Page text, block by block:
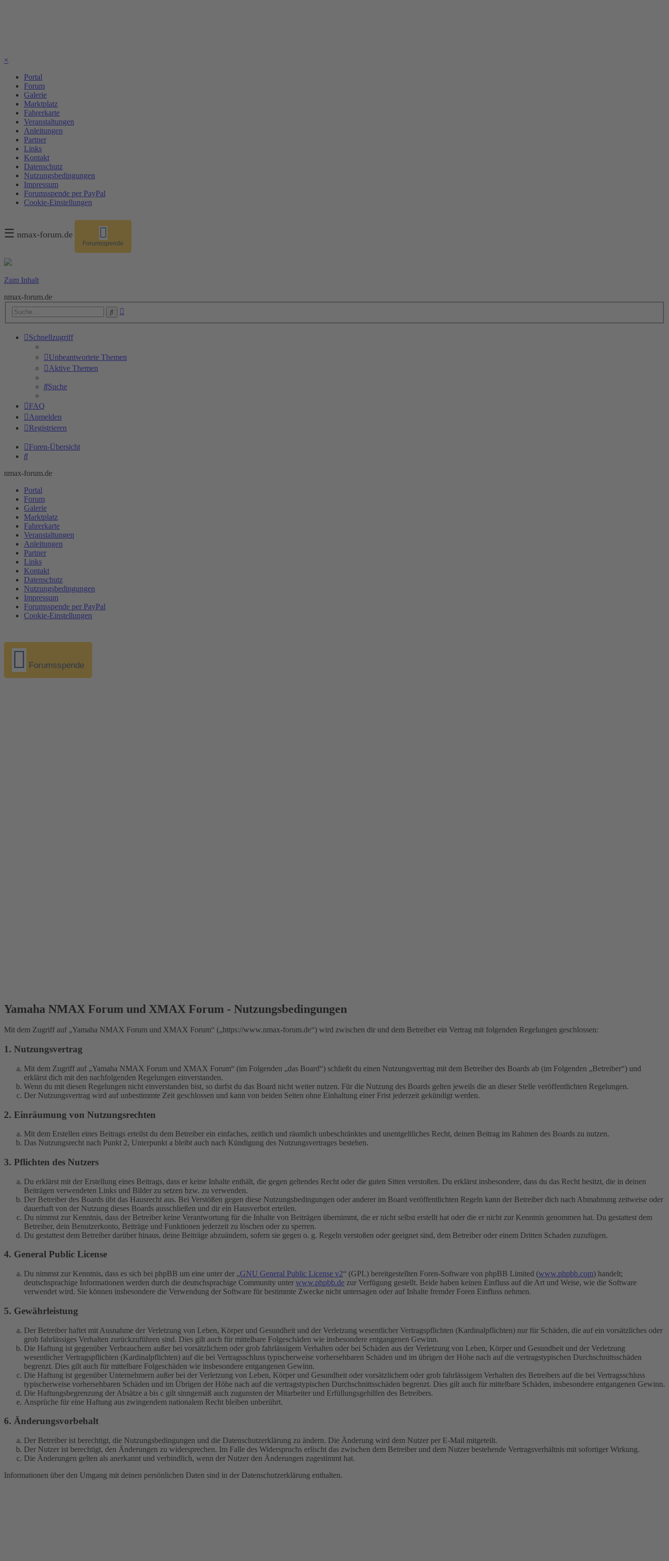
×
Portal
Forum
Galerie
Marktplatz
Fahrerkarte
Veranstaltungen
Anleitungen
Partner
Links
Kontakt
Datenschutz
Nutzungsbedingungen
Impressum
Forumsspende per PayPal
Cookie-Einstellungen
☰ nmax-forum.de
Forumsspende
Zum Inhalt
nmax-forum.de
Suche
Schnellzugriff
Unbeantwortete Themen
Aktive Themen
Suche
FAQ
Anmelden
Registrieren
Foren-Übersicht
Suche
nmax-forum.de
Portal
Forum
Galerie
Marktplatz
Fahrerkarte
Veranstaltungen
Anleitungen
Partner
Links
Kontakt
Datenschutz
Nutzungsbedingungen
Impressum
Forumsspende per PayPal
Cookie-Einstellungen
Forumsspende
Yamaha NMAX Forum und XMAX Forum - Nutzungsbedingungen
Mit dem Zugriff auf „Yamaha NMAX Forum und XMAX Forum“ („https://www.nmax-forum.de“) wird zwischen dir und dem Betreiber ein Vertrag mit folgenden Regelungen geschlossen:
1. Nutzungsvertrag
Mit dem Zugriff auf „Yamaha NMAX Forum und XMAX Forum“ (im Folgenden „das Board“) schließt du einen Nutzungsvertrag mit dem Betreiber des Boards ab (im Folgenden „Betreiber“) und
erklärst dich mit den nachfolgenden Regelungen einverstanden.
Wenn du mit diesen Regelungen nicht einverstanden bist, so darfst du das Board nicht weiter nutzen. Für die Nutzung des Boards gelten jeweils die an dieser Stelle veröffentlichten Regelungen.
Der Nutzungsvertrag wird auf unbestimmte Zeit geschlossen und kann von beiden Seiten ohne Einhaltung einer Frist jederzeit gekündigt werden.
2. Einräumung von Nutzungsrechten
Mit dem Erstellen eines Beitrags erteilst du dem Betreiber ein einfaches, zeitlich und räumlich unbeschränktes und unentgeltliches Recht, deinen Beitrag im Rahmen des Boards zu nutzen.
Das Nutzungsrecht nach Punkt 2, Unterpunkt a bleibt auch nach Kündigung des Nutzungsvertrages bestehen.
3. Pflichten des Nutzers
Du erklärst mit der Erstellung eines Beitrags, dass er keine Inhalte enthält, die gegen geltendes Recht oder die guten Sitten verstoßen. Du erklärst insbesondere, dass du das Recht besitzt, die in deinen
Beiträgen verwendeten Links und Bilder zu setzen bzw. zu verwenden.
Der Betreiber des Boards übt das Hausrecht aus. Bei Verstößen gegen diese Nutzungsbedingungen oder anderer im Board veröffentlichten Regeln kann der Betreiber dich nach Abmahnung zeitweise oder
dauerhaft von der Nutzung dieses Boards ausschließen und dir ein Hausverbot erteilen.
Du nimmst zur Kenntnis, dass der Betreiber keine Verantwortung für die Inhalte von Beiträgen übernimmt, die er nicht selbst erstellt hat oder die er nicht zur Kenntnis genommen hat. Du gestattest dem
Betreiber, dein Benutzerkonto, Beiträge und Funktionen jederzeit zu löschen oder zu sperren.
Du gestattest dem Betreiber darüber hinaus, deine Beiträge abzuändern, sofern sie gegen o. g. Regeln verstoßen oder geeignet sind, dem Betreiber oder einem Dritten Schaden zuzufügen.
4. General Public License
Du nimmst zur Kenntnis, dass es sich bei phpBB um eine unter der „GNU General Public License v2“ (GPL) bereitgestellten Foren-Software von phpBB Limited (www.phpbb.com) handelt;
deutschsprachige Informationen werden durch die deutschsprachige Community unter www.phpbb.de zur Verfügung gestellt. Beide haben keinen Einfluss auf die Art und Weise, wie die Software
verwendet wird. Sie können insbesondere die Verwendung der Software für bestimmte Zwecke nicht untersagen oder auf Inhalte fremder Foren Einfluss nehmen.
5. Gewährleistung
Der Betreiber haftet mit Ausnahme der Verletzung von Leben, Körper und Gesundheit und der Verletzung wesentlicher Vertragspflichten (Kardinalpflichten) nur für Schäden, die auf ein vorsätzliches oder
grob fahrlässiges Verhalten zurückzuführen sind. Dies gilt auch für mittelbare Folgeschäden wie insbesondere entgangenen Gewinn.
Die Haftung ist gegenüber Verbrauchern außer bei vorsätzlichem oder grob fahrlässigem Verhalten oder bei Schäden aus der Verletzung von Leben, Körper und Gesundheit und der Verletzung
wesentlicher Vertragspflichten (Kardinalpflichten) auf die bei Vertragsschluss typischerweise vorhersehbaren Schäden und im übrigen der Höhe nach auf die vertragstypischen Durchschnittsschäden
begrenzt. Dies gilt auch für mittelbare Folgeschäden wie insbesondere entgangenen Gewinn.
Die Haftung ist gegenüber Unternehmern außer bei der Verletzung von Leben, Körper und Gesundheit oder vorsätzlichem oder grob fahrlässigem Verhalten des Betreibers auf die bei Vertragsschluss
typischerweise vorhersehbaren Schäden und im Übrigen der Höhe nach auf die vertragstypischen Durchschnittsschäden begrenzt. Dies gilt auch für mittelbare Schäden, insbesondere entgangenen Gewinn.
Die Haftungsbegrenzung der Absätze a bis c gilt sinngemäß auch zugunsten der Mitarbeiter und Erfüllungsgehilfen des Betreibers.
Ansprüche für eine Haftung aus zwingendem nationalem Recht bleiben unberührt.
6. Änderungsvorbehalt
Der Betreiber ist berechtigt, die Nutzungsbedingungen und die Datenschutzerklärung zu ändern. Die Änderung wird dem Nutzer per E-Mail mitgeteilt.
Der Nutzer ist berechtigt, den Änderungen zu widersprechen. Im Falle des Widerspruchs erlischt das zwischen dem Betreiber und dem Nutzer bestehende Vertragsverhältnis mit sofortiger Wirkung.
Die Änderungen gelten als anerkannt und verbindlich, wenn der Nutzer den Änderungen zugestimmt hat.
Informationen über den Umgang mit deinen persönlichen Daten sind in der Datenschutzerklärung enthalten.